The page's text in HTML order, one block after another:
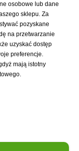

osobowe lub dane
sklepu. Za
pozyskane
na przetwarzanie
uzyskać dostęp
preferencje.
mają istotny
oraz cookie